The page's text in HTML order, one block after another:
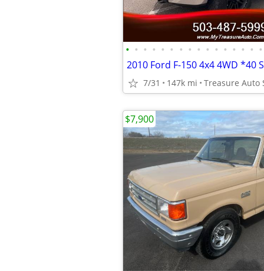
• • • • • • • • • • • • • • • •
7/31 147k mi Treasure Auto
$7,900